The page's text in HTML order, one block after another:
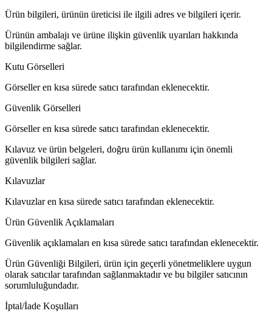
Ürün bilgileri, ürünün üreticisi ile ilgili adres ve bilgileri içerir.
Ürünün ambalajı ve ürüne ilişkin güvenlik uyarıları hakkında
bilgilendirme sağlar.
Kutu Görselleri
Görseller en kısa sürede satıcı tarafından eklenecektir.
Güvenlik Görselleri
Görseller en kısa sürede satıcı tarafından eklenecektir.
Kılavuz ve ürün belgeleri, doğru ürün kullanımı için önemli
güvenlik bilgileri sağlar.
Kılavuzlar
Kılavuzlar en kısa sürede satıcı tarafından eklenecektir.
Ürün Güvenlik Açıklamaları
Güvenlik açıklamaları en kısa sürede satıcı tarafından eklenecektir.
Ürün Güvenliği Bilgileri, ürün için geçerli yönetmeliklere uygun
olarak satıcılar tarafından sağlanmaktadır ve bu bilgiler satıcının
sorumluluğundadır.
İptal/İade Koşulları